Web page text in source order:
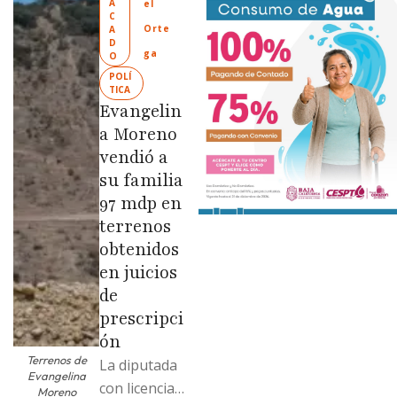
Ciudad
Limpia” en
colonias de
las …
Terrenos de
Evangelina
Moreno
A
C
A
D
O
POLÍ
TICA
el
Orte
ga
Evangelin
a Moreno
vendió a
su familia
97 mdp en
terrenos
obtenidos
en juicios
de
prescripci
ón
La diputada
con licencia